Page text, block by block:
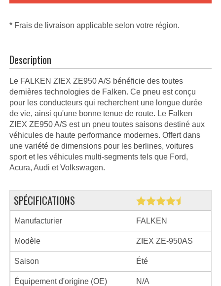
* Frais de livraison applicable selon votre région.
Description
Le FALKEN ZIEX ZE950 A/S bénéficie des toutes
dernières technologies de Falken. Ce pneu est conçu
pour les conducteurs qui recherchent une longue durée
de vie, ainsi qu'une bonne tenue de route. Le Falken
ZIEX ZE950 A/S est un pneu toutes saisons destiné aux
véhicules de haute performance modernes. Offert dans
une variété de dimensions pour les berlines, voitures
sport et les véhicules multi-segments tels que Ford,
Acura, Audi et Volkswagen.
SPÉCIFICATIONS
Manufacturier FALKEN
Modèle ZIEX ZE-950AS
Saison Été
Équipement d'origine (OE) N/A